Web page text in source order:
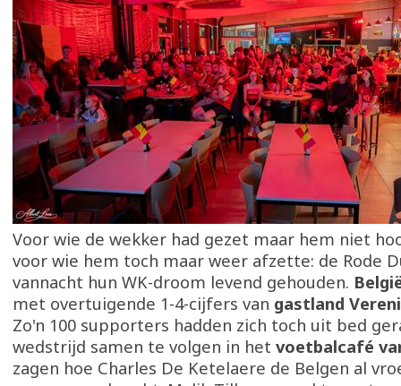
Voor wie de wekker had gezet maar hem niet
voor wie hem toch maar weer afzette: de Rode
vannacht hun WK-droom levend gehouden.
met overtuigende 1-4-cijfers van gastland
Zo'n 100 supporters hadden zich toch uit bed
wedstrijd samen te volgen in het voetbalcafé
zagen hoe Charles De Ketelaere de Belgen al